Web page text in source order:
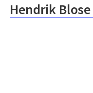
Hendrik